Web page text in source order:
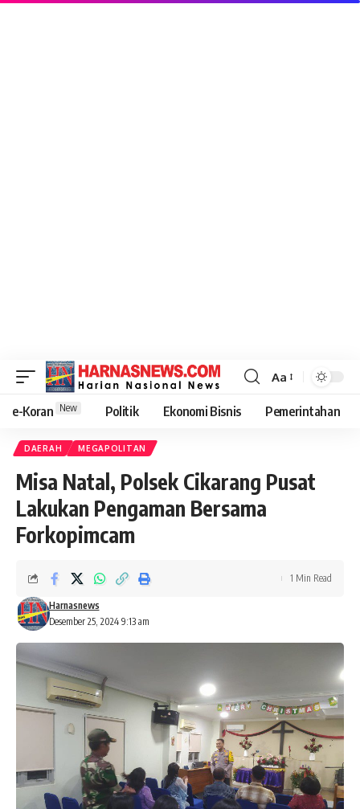
Aa
e-Koran New Politik Ekonomi Bisnis Pemerintahan
DAERAH MEGAPOLITAN
Misa Natal, Polsek Cikarang Pusat
Lakukan Pengaman Bersama
Forkopimcam
Desember 25, 2024 9:13 am
Harnasnews
1 Min Read